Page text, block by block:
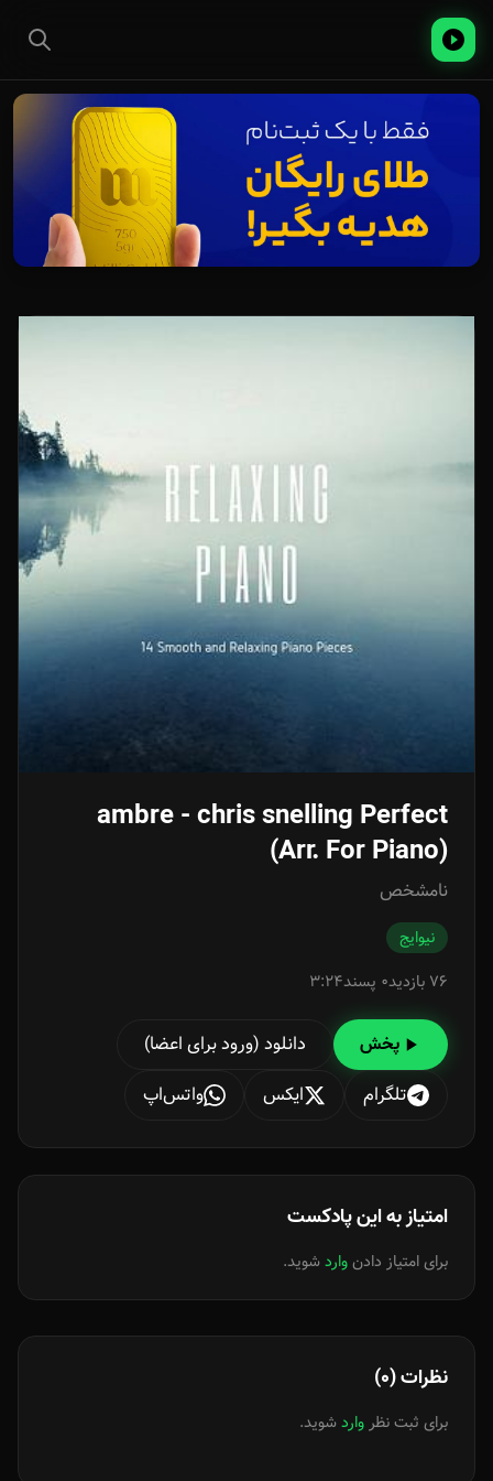
ambre - chris snelling Perfect
(Arr. For Piano)
نامشخص
نیوایج
76 بازدید
0 پسند 3:24
پخش
دانلود (ورود برای اعضا)
تلگرام
ایکس واتس‌اپ
امتیاز به این پادکست
برای امتیاز دادنواردشوید.
نظرات (0)
برای ثبت نظر واردشوید.